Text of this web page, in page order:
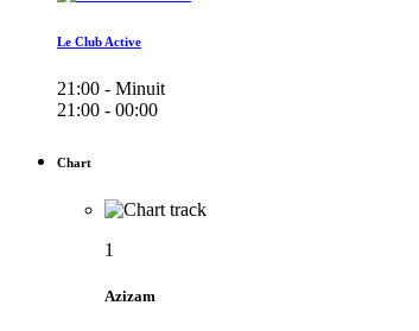
Le Club Active
21:00 - Minuit
21:00 - 00:00
Chart
1
Azizam